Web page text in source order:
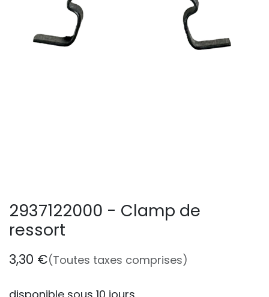
2937122000 - Clamp de
ressort
3,30 €(Toutes taxes comprises)